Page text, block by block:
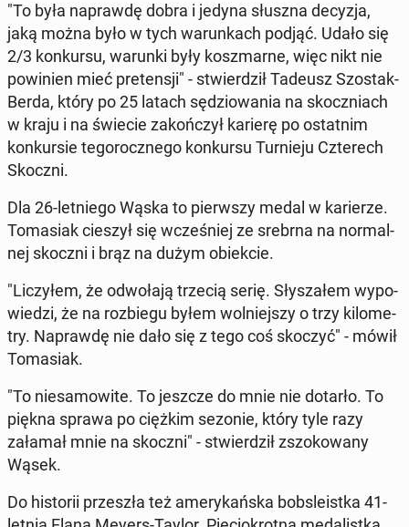
"To była na­praw­dę dobra i jedyna słuszna decyzja,
jaką można było w tych wa­run­kach podjąć. Udało się
2/3 kon­kur­su, warunki były kosz­mar­ne, więc nikt nie
po­wi­nien mieć pre­ten­sji" - stwier­dził Tadeusz Szostak-
Berda, który po 25 latach sę­dzio­wa­nia na skocz­niach
w kraju i na świecie za­koń­czył karierę po ostat­nim
kon­kur­sie te­go­rocz­ne­go kon­kur­su Tur­nie­ju Czte­rech
Skoczni.
Dla 26-let­nie­go Wąska to pierw­szy medal w ka­rie­rze.
To­ma­siak cieszył się wcze­śniej ze srebrna na nor­mal­
nej skoczni i brąz na dużym obiek­cie.
"Li­czy­łem, że od­wo­ła­ją trzecią serię. Sły­sza­łem wy­po­
wie­dzi, że na roz­bie­gu byłem wol­niej­szy o trzy ki­lo­me­
try. Na­praw­dę nie dało się z tego coś skoczyć" - mówił
To­ma­siak.
"To nie­sa­mo­wi­te. To jeszcze do mnie nie dotarło. To
piękna sprawa po ciężkim sezonie, który tyle razy
załamał mnie na skoczni" - stwier­dził zszo­ko­wa­ny
Wąsek.
Do hi­sto­rii prze­szła też ame­ry­kań­ska bob­sle­ist­ka 41-